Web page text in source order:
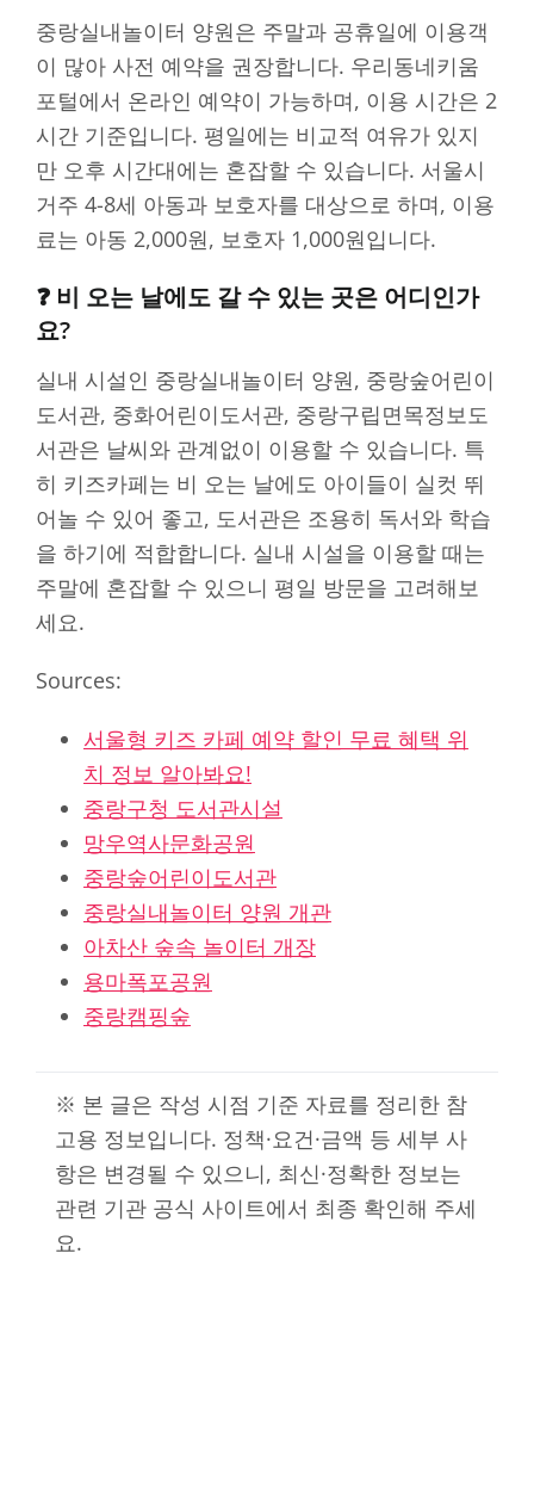
중랑실내놀이터 양원은 주말과 공휴일에 이용객
이 많아 사전 예약을 권장합니다. 우리동네키움
포털에서 온라인 예약이 가능하며, 이용 시간은 2
시간 기준입니다. 평일에는 비교적 여유가 있지
만 오후 시간대에는 혼잡할 수 있습니다. 서울시
거주 4-8세 아동과 보호자를 대상으로 하며, 이용
료는 아동 2,000원, 보호자 1,000원입니다.
❓ 비 오는 날에도 갈 수 있는 곳은 어디인가
요?
실내 시설인 중랑실내놀이터 양원, 중랑숲어린이
도서관, 중화어린이도서관, 중랑구립면목정보도
서관은 날씨와 관계없이 이용할 수 있습니다. 특
히 키즈카페는 비 오는 날에도 아이들이 실컷 뛰
어놀 수 있어 좋고, 도서관은 조용히 독서와 학습
을 하기에 적합합니다. 실내 시설을 이용할 때는
주말에 혼잡할 수 있으니 평일 방문을 고려해보
세요.
Sources:
서울형 키즈 카페 예약 할인 무료 혜택 위
치 정보 알아봐요!
중랑구청 도서관시설
망우역사문화공원
중랑숲어린이도서관
중랑실내놀이터 양원 개관
아차산 숲속 놀이터 개장
용마폭포공원
중랑캠핑숲
※ 본 글은 작성 시점 기준 자료를 정리한 참
고용 정보입니다. 정책·요건·금액 등 세부 사
항은 변경될 수 있으니, 최신·정확한 정보는
관련 기관 공식 사이트에서 최종 확인해 주세
요.